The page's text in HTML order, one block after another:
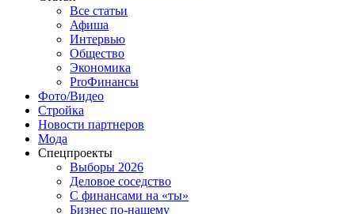
Все статьи
Афиша
Интервью
Общество
Экономика
ProФинансы
Фото/Видео
Стройка
Новости партнеров
Мода
Спецпроекты
Выборы 2026
Деловое соседство
С финансами на «ты»
Бизнес по-нашему